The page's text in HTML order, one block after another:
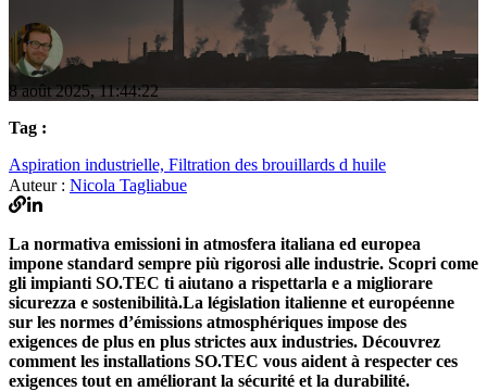
8 août 2025, 11:44:22
Tag :
Aspiration industrielle, Filtration des brouillards d huile
Auteur : Nicola Tagliabue
La normativa emissioni in atmosfera italiana ed europea
impone standard sempre più rigorosi alle industrie. Scopri come
gli impianti SO.TEC ti aiutano a rispettarla e a migliorare
sicurezza e sostenibilità.La législation italienne et européenne
sur les normes d’émissions atmosphériques impose des
exigences de plus en plus strictes aux industries. Découvrez
comment les installations SO.TEC vous aident à respecter ces
exigences tout en améliorant la sécurité et la durabilité.